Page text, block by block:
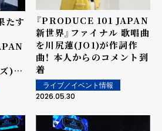
たす
)が
ポ
『PRODUCE 101 JAPAN
新世界』ファイナル 歌唱曲
を川尻蓮(JO1)が作詞作
曲！ 本人からのコメント到
着
ライブ／イベント情報
2026.05.30